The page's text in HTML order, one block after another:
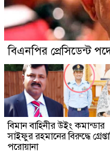
বিএনপির প্রেসিডেন্ট
বিমান বাহিনীর উইং কমান্ডার
সাইফুর রহমানের বিরুদ্ধে
পরোয়ানা